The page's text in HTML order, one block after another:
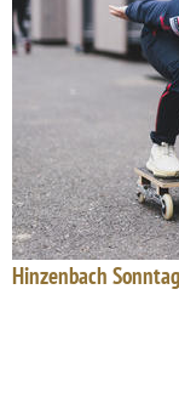
Hinzenbach Sonntag